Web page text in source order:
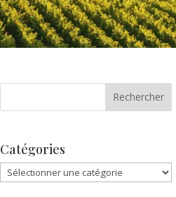
Catégories
Catégories